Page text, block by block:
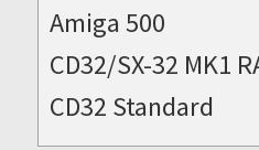
Amiga 500
CD32/SX-32 MK1
CD32 Standard